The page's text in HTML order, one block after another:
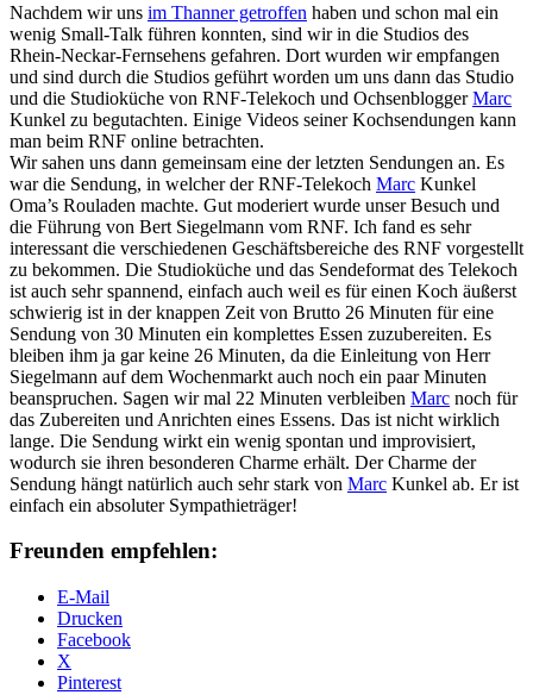
Nachdem wir uns im Thanner getroffen haben und schon mal ein
wenig Small-Talk führen konnten, sind wir in die Studios des
Rhein-Neckar-Fernsehens gefahren. Dort wurden wir empfangen
und sind durch die Studios geführt worden um uns dann das Studio
und die Studioküche von RNF-Telekoch und OchsenbloggerMarc
Kunkel zu begutachten. Einige Videos seiner Kochsendungen kann
man beim RNF online betrachten.
Wir sahen uns dann gemeinsam eine der letzten Sendungen an. Es
war die Sendung, in welcher der RNF-Telekoch Marc Kunkel
Oma’s Rouladen machte. Gut moderiert wurde unser Besuch und
die Führung von Bert Siegelmann vom RNF. Ich fand es sehr
interessant die verschiedenen Geschäftsbereiche des RNF vorgestellt
zu bekommen. Die Studioküche und das Sendeformat des Telekoch
ist auch sehr spannend, einfach auch weil es für einen Koch äußerst
schwierig ist in der knappen Zeit von Brutto 26 Minuten für eine
Sendung von 30 Minuten ein komplettes Essen zuzubereiten. Es
bleiben ihm ja gar keine 26 Minuten, da die Einleitung von Herr
Siegelmann auf dem Wochenmarkt auch noch ein paar Minuten
beanspruchen. Sagen wir mal 22 Minuten verbleiben Marc noch für
das Zubereiten und Anrichten eines Essens. Das ist nicht wirklich
lange. Die Sendung wirkt ein wenig spontan und improvisiert,
wodurch sie ihren besonderen Charme erhält. Der Charme der
Sendung hängt natürlich auch sehr stark von Marc Kunkel ab. Er ist
einfach ein absoluter Sympathieträger!
Freunden empfehlen:
E-Mail
Drucken
Facebook
X
Pinterest